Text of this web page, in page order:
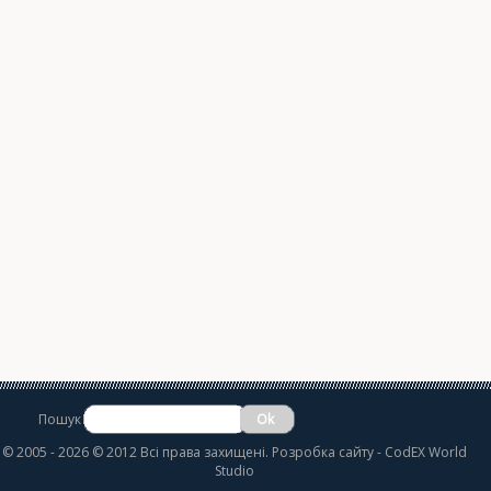
Пошук
©2005 - 2026 © 2012 Всі права захищені. Розробка сайту- CodEX World
Studio